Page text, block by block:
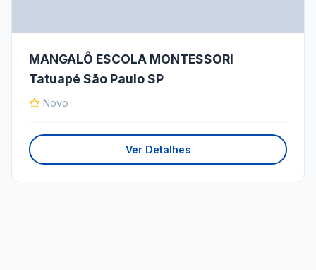
MANGALÔ ESCOLA MONTESSORI
Tatuapé São Paulo SP
Novo
Ver Detalhes